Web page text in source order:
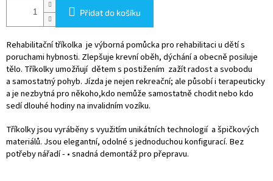
Přidat do košíku
Rehabilitační tříkolka je výborná pomůcka pro rehabilitaci u dětí s
poruchami hybnosti. Zlepšuje krevní oběh, dýchání a obecně posiluje
tělo. Tříkolky umožňují dětem s postižením zažít radost a svobodu
a samostatný pohyb. Jízda je nejen rekreační; ale působí i terapeuticky
a je nezbytná pro někoho,kdo nemůže samostatně chodit nebo kdo
sedí dlouhé hodiny na invalidním vozíku.
Tříkolky jsou vyráběny s využitím unikátních technologií a špičkových
materiálů. Jsou elegantní, odolné s jednoduchou konfigurací. Bez
potřeby nářadí - • snadná demontáž pro přepravu.